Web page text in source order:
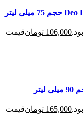
تومانقیمت
تومانقیمت